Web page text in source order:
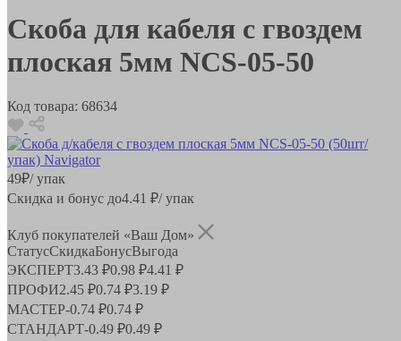
Скоба для кабеля с гвоздем
плоская 5мм NCS-05-50
Код товара: 68634
49₽/ упак
Скидка и бонус до4.41 ₽/ упак
Клуб покупателей «Ваш Дом»
СтатусСкидкаБонусВыгода
ЭКСПЕРТ3.43 ₽0.98 ₽4.41 ₽
ПРОФИ2.45 ₽0.74 ₽3.19 ₽
МАСТЕР-0.74 ₽0.74 ₽
СТАНДАРТ-0.49 ₽0.49 ₽